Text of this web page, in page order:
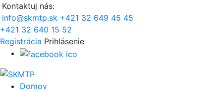
Kontaktuj nás:
info@skmtp.sk +421 32 649 45 45
+421 32 640 15 52
Registrácia Prihlásenie
Domov